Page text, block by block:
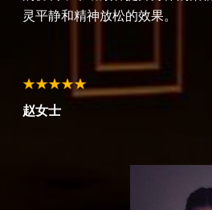
灵平静和精神放松的效果。
赵女士